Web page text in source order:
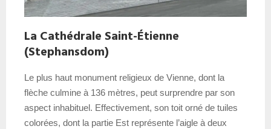
La Cathédrale Saint-Étienne
(Stephansdom)
Le plus haut monument religieux de Vienne, dont la
flèche culmine à 136 mètres, peut surprendre par son
aspect inhabituel. Effectivement, son toit orné de tuiles
colorées, dont la partie Est représente l’aigle à deux